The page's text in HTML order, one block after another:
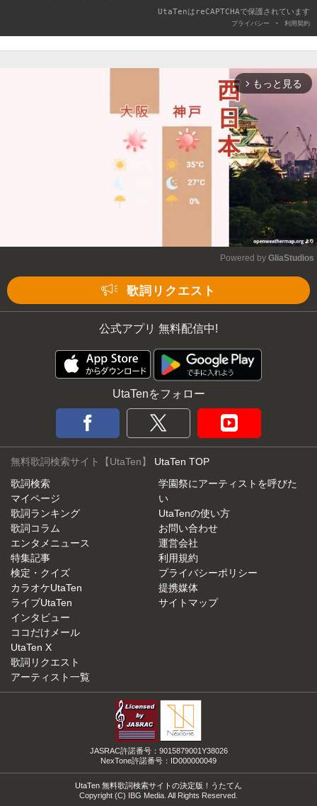
UtaTenはreCAPTCHAで保護されています
プライバシー - 利用契約
arrow_forward_ios もっと見る
Powered by GliaStudios
歌詞リクエスト
公式アプリ 無料配信中!
UtaTenをフォロー
無料歌詞検索サイト【UtaTen】 UtaTen TOP
歌詞検索
マイページ
歌詞ランキング
歌詞コラム
エンタメニュース
特集記事
検定・クイズ
カラオケUtaTen
ライブUtaTen
インタビュー
ココだけメール
UtaTen X
歌詞リクエスト
アーティスト一覧
学園祭にアーティストを呼びた
い
UtaTenの使い方
お問い合わせ
運営会社
利用規約
プライバシーポリシー
提携媒体
サイトマップ
JASRAC許諾番号：9015879001Y38026
NexTone許諾番号：ID000000049
UtaTen 無料歌詞検索サイトの決定版！うたてん
Copyright (C) IBG Media. All Rights Reserved.